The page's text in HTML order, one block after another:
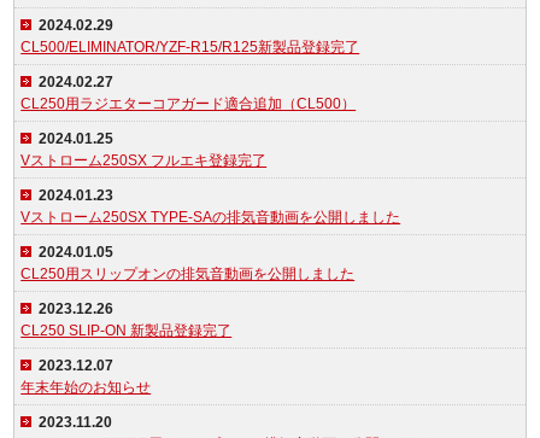
2024.02.29
CL500/ELIMINATOR/YZF-R15/R125新製品登録完了
2024.02.27
CL250用ラジエターコアガード適合追加（CL500）
2024.01.25
Vストローム250SX フルエキ登録完了
2024.01.23
Vストローム250SX TYPE-SAの排気音動画を公開しました
2024.01.05
CL250用スリップオンの排気音動画を公開しました
2023.12.26
CL250 SLIP-ON 新製品登録完了
2023.12.07
年末年始のお知らせ
2023.11.20